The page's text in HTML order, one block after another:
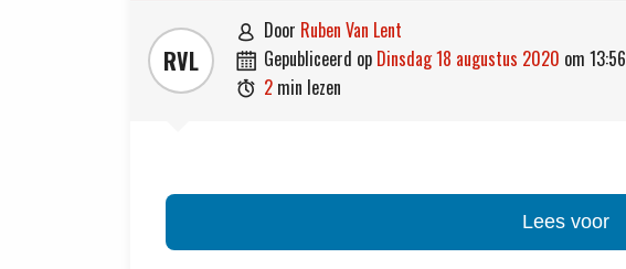
RVL
 door Ruben Van Lent
 gepubliceerd op dinsdag 18 augustus 2020 om 13:56
 2 min lezen
Lees voor